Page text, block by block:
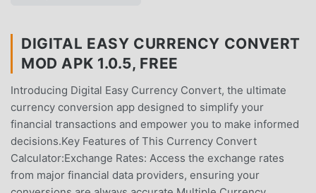
DIGITAL EASY CURRENCY CONVERT
MOD APK 1.0.5, FREE
Introducing Digital Easy Currency Convert, the ultimate
currency conversion app designed to simplify your
financial transactions and empower you to make informed
decisions.Key Features of This Currency Convert
Calculator:Exchange Rates: Access the exchange rates
from major financial data providers, ensuring your